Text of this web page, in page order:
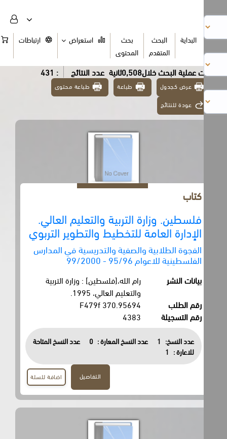
البداية
البحث
بحث
المحتوى
استعراض ارتباطات السلة
البحث خلال0,508ثانية عدد النتائج : 431
عرض كجدول طباعة طباعة محتوى
عودة للنتائج
فلسطين. وزارة التربية والتعليم العالي.
الإدارة العامة للتخطيط والتطوير التربوي
الفجوة الطلابية والصفية والتدريسية في المدارس
الفلسطينية للاعوام 95/96 - 99/2000
بيانات النشر
رام الله،[فلسطين] : وزارة التربية
والتعليم العالي، 1995.
رقم الطلب
370.95694 F479f
رقم التسجيلة
4383
عدد النسخ: 1 عدد النسخ المعارة : 0
عدد النسخ المتاحة
للاعارة :
1
اضافة للسلة